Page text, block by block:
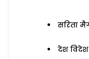
सरिता
देश